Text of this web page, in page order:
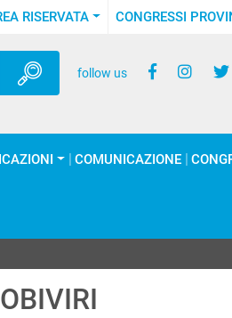
RISERVATA CONGRESSI
follow us
COMUNICAZIONE